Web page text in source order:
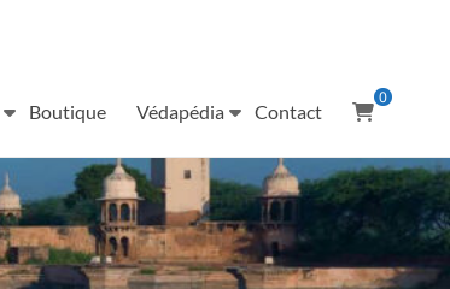
0
Boutique Védapédia Contact